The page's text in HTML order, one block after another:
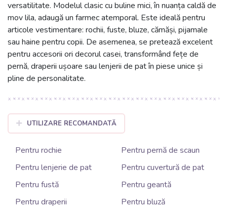
versatilitate. Modelul clasic cu buline mici, în nuanța caldă de
mov lila, adaugă un farmec atemporal. Este ideală pentru
articole vestimentare: rochii, fuste, bluze, cămăși, pijamale
sau haine pentru copii. De asemenea, se pretează excelent
pentru accesorii ori decorul casei, transformând fețe de
pernă, draperii ușoare sau lenjerii de pat în piese unice și
pline de personalitate.
UTILIZARE RECOMANDATĂ
Pentru rochie
Pentru pernă de scaun
Pentru lenjerie de pat
Pentru cuvertură de pat
Pentru fustă
Pentru geantă
Pentru draperii
Pentru bluză